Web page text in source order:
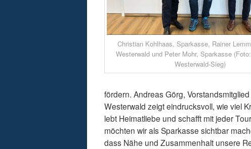
Christian Kohlhaas, Sparkasse, Rainer
Westerwald und Peter Mohr, Sparkasse
Westerwald-Sieg)
fördern. Andreas Görg,
Westerwald zeigt eindrucksvoll, wie viel
lebt Heimatliebe und schafft mit jeder
möchten wir als Sparkasse sichtbar
dass Nähe und Zusammenhalt unsere